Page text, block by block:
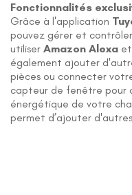
Fonctionnalités
Grâce à l'application
pouvez gérer et
utiliser Amazon Alexa et
également ajouter
pièces ou connecter
capteur de fenêtre pour
énergétique de votre
permet d’ajouter